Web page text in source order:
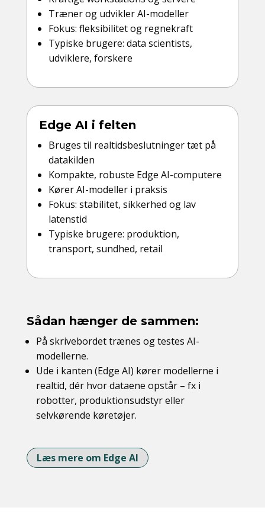
Træner og udvikler AI-modeller
Fokus: fleksibilitet og regnekraft
Typiske brugere: data scientists,
udviklere, forskere
Edge AI i felten
Bruges til realtidsbeslutninger tæt på
datakilden
Kompakte, robuste Edge AI-computere
Kører AI-modeller i praksis
Fokus: stabilitet, sikkerhed og lav
latenstid
Typiske brugere: produktion,
transport, sundhed, retail
Sådan hænger de sammen:
På skrivebordet trænes og testes AI-
modellerne.
Ude i kanten (Edge AI) kører modellerne i
realtid, dér hvor dataene opstår – fx i
robotter, produktionsudstyr eller
selvkørende køretøjer.
Læs mere om Edge AI